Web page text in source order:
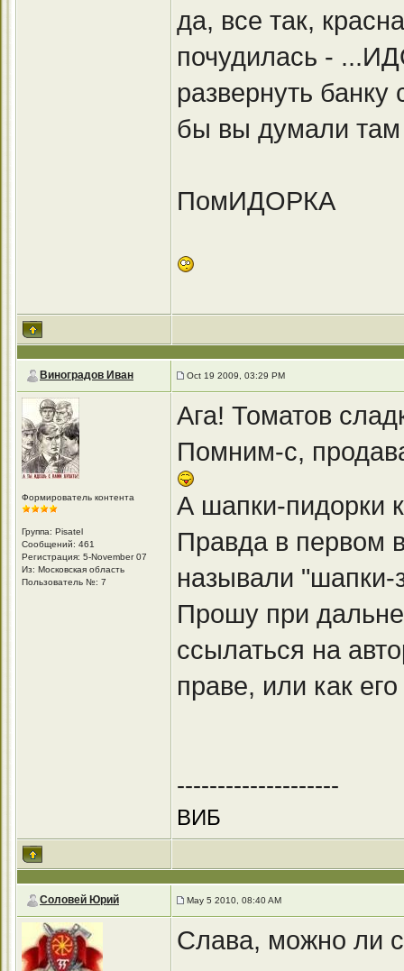
да, все так,
почудилась -
развернуть
бы вы думали
ПомИДОРКА
Виноградов Иван Oct 19 2009, 03:29 PM
Формирователь контента
Группа: Pisatel
Сообщений: 461
Регистрация: 5-November 07
Из: Московская область
Пользователь №: 7
Ага! Томатов
Помним-с,
А шапки-пидорки
Правда в первом
называли "шапки-
Прошу при
ссылаться на
праве, или как
--------------------
ВИБ
Соловей Юрий May 5 2010, 08:40 AM
Слава, можно ли